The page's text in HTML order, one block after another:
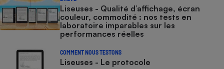
Liseuses - Qualité d’affichage, écran
couleur, commodité : nos tests en
laboratoire imparables sur les
performances réelles
COMMENT NOUS TESTONS
Liseuses - Le protocole